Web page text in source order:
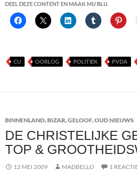
DEEL DEZE CONTENT EN MAAK MIJ BLIJ.
CU OORLOG POLITIEK PVDA
BINNENLAND,BIZAR,GELOOF,OUD NIEUWS
DE CHRISTELIJKE
TOP &
12 MEI 2009 MADBELLO 1